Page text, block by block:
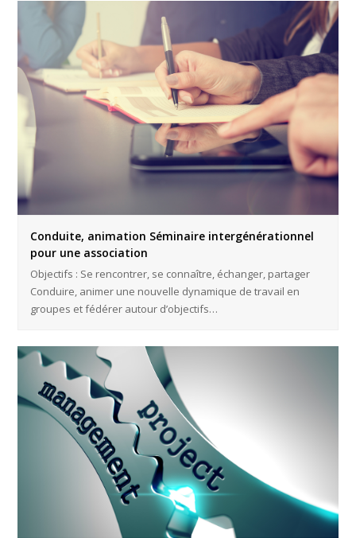
Conduite, animation Séminaire intergénérationnel
pour une association
Objectifs : Se rencontrer, se connaître, échanger, partager
Conduire, animer une nouvelle dynamique de travail en
groupes et fédérer autour d’objectifs…